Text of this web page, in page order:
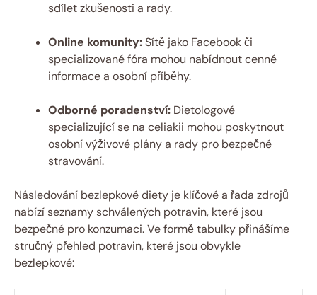
sdílet zkušenosti a rady.
Online komunity:Sítě jako Facebook či
specializované fóra mohou nabídnout cenné
informace a osobní příběhy.
Odborné poradenství: Dietologové
specializující se na celiakii mohou poskytnout
osobní výživové plány a rady pro bezpečné
stravování.
Následování bezlepkové diety je klíčové a řada zdrojů
nabízí seznamy schválených potravin, které jsou
bezpečné pro konzumaci. Ve formě tabulky přinášíme
stručný přehled potravin, které jsou obvykle
bezlepkové: